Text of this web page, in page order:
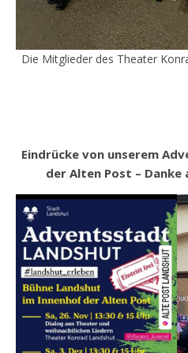
Die Mitglieder des Theater
Eindrücke von unserem
der Alten Post – Danke